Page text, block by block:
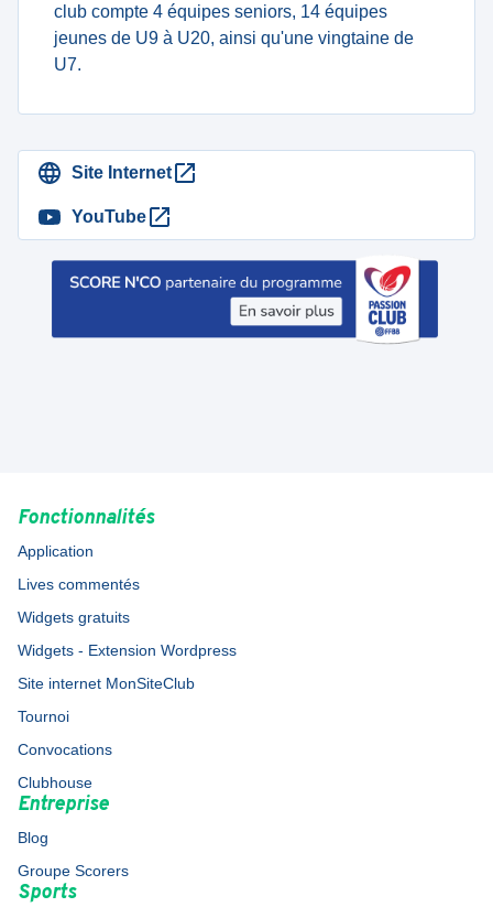
club compte 4 équipes seniors, 14 équipes
jeunes de U9 à U20, ainsi qu'une vingtaine de
U7.
Site Internet
YouTube
Fonctionnalités
Application
Lives commentés
Widgets gratuits
Widgets - Extension Wordpress
Site internet MonSiteClub
Tournoi
Convocations
Clubhouse
Entreprise
Blog
Groupe Scorers
Sports